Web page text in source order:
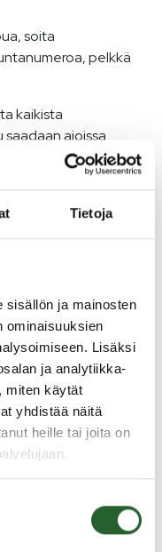
Tietoja
sisällön ja mainosten
ominaisuuksien
Lisäksi
ja analytiikka-
miten käytät
yhdistää näitä
heille tai joita on
soita
pelkkä
kaikista
ajoissa
Estä
Soita
on rikos,
pelätä.
sinua ja
tuottaa
lähetä sähköpostia